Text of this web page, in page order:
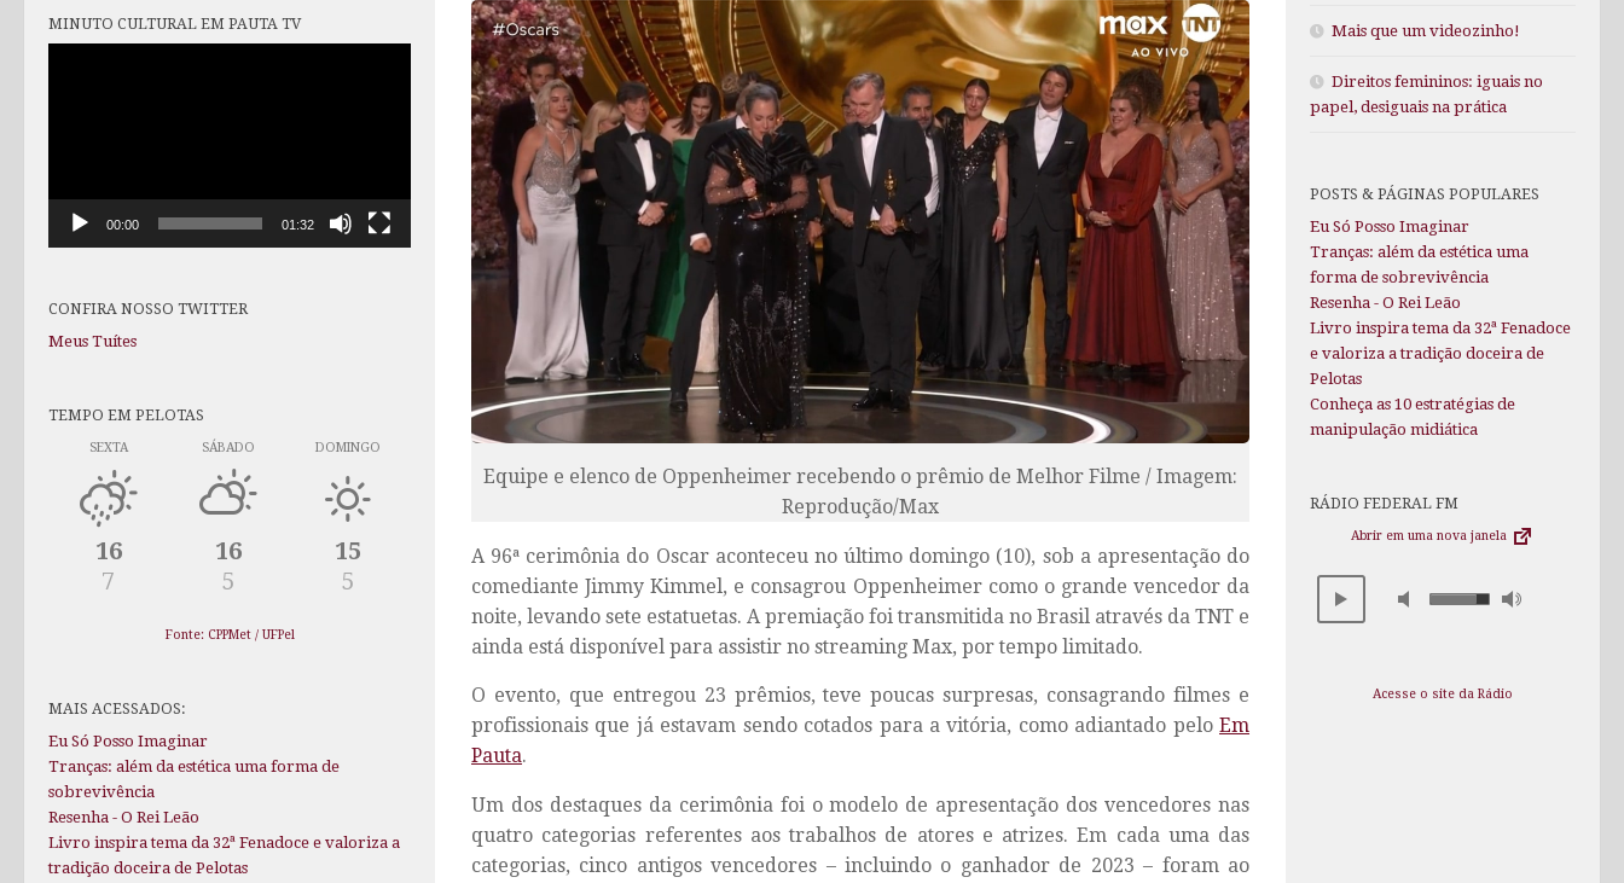
Equipe e elenco de Oppenheimer recebendo o prêmio de Melhor Filme / Imagem:
Reprodução/Max
A 96ª cerimônia do Oscar aconteceu no último domingo (10), sob a apresentação do
comediante Jimmy Kimmel, e consagrou Oppenheimer como o grande vencedor da
noite, levando sete estatuetas. A premiação foi transmitida no Brasil através da TNT e
ainda está disponível para assistir no streaming Max, por tempo limitado.
O evento, que entregou 23 prêmios, teve poucas surpresas, consagrando filmes e
profissionais que já estavam sendo cotados para a vitória, como adiantado peloEm
Pauta.
Um dos destaques da cerimônia foi o modelo de apresentação dos vencedores nas
quatro categorias referentes aos trabalhos de atores e atrizes. Em cada uma das
categorias, cinco antigos vencedores – incluindo o ganhador de 2023 – foram ao
MINUTO CULTURAL EM PAUTA TV
00:00 01:32
CONFIRA NOSSO TWITTER
Meus Tuítes
TEMPO EM PELOTAS
SEXTA
16
7
SÁBADO
16
5
DOMINGO
15
5
Fonte: CPPMet / UFPel
MAIS ACESSADOS:
Eu Só Posso Imaginar
Tranças: além da estética uma forma de
sobrevivência
Resenha - O Rei Leão
Livro inspira tema da 32ª Fenadoce e valoriza a
tradição doceira de Pelotas
Mais que um videozinho!
Direitos femininos: iguais no
papel, desiguais na prática
POSTS & PÁGINAS POPULARES
Eu Só Posso Imaginar
Tranças: além da estética uma
forma de sobrevivência
Resenha - O Rei Leão
Livro inspira tema da 32ª Fenadoce
e valoriza a tradição doceira de
Pelotas
Conheça as 10 estratégias de
manipulação midiática
RÁDIO FEDERAL FM
Abrir em uma nova janela
Acesse o site da Rádio